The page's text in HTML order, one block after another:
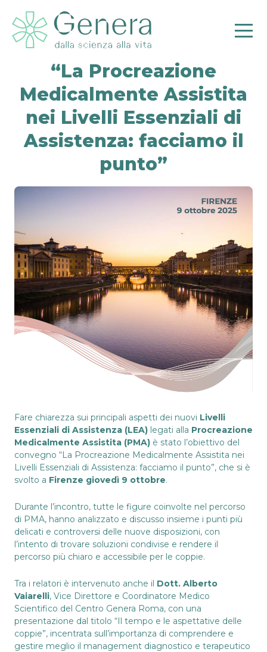
“La Procreazione
Medicalmente Assistita
nei Livelli Essenziali di
Assistenza: facciamo il
punto”
Fare chiarezza sui principali aspetti dei nuovi Livelli
Essenziali di Assistenza (LEA) legati alla Procreazione
Medicalmente Assistita (PMA) è stato l’obiettivo del
convegno “La Procreazione Medicalmente Assistita nei
Livelli Essenziali di Assistenza: facciamo il punto”, che si è
svolto a Firenze giovedì 9 ottobre.
Durante l’incontro, tutte le figure coinvolte nel percorso
di PMA, hanno analizzato e discusso insieme i punti più
delicati e controversi delle nuove disposizioni, con
l’intento di trovare soluzioni condivise e rendere il
percorso più chiaro e accessibile per le coppie.
Tra i relatori è intervenuto anche il Dott. Alberto
Vaiarelli, Vice Direttore e Coordinatore Medico
Scientifico del Centro Genera Roma, con una
presentazione dal titolo “Il tempo e le aspettative delle
coppie”, incentrata sull’importanza di comprendere e
gestire meglio il management diagnostico e terapeutico